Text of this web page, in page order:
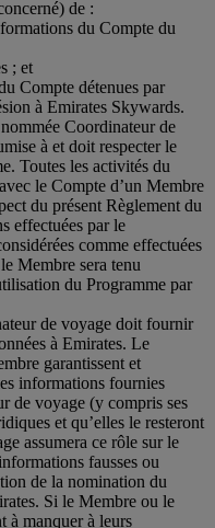
de :
du Compte du
; et
Compte détenues par
à Emirates Skywards.
Coordinateur de
à et doit respecter le
Toutes les activités du
le Compte d’un Membre
du présent Règlement du
effectuées par le
comme effectuées
Membre sera tenu
du Programme par
de voyage doit fournir
à Emirates. Le
garantissent et
informations fournies
de voyage (y compris ses
et qu’elles le resteront
assumera ce rôle sur le
fausses ou
de la nomination du
Si le Membre ou le
à manquer à leurs